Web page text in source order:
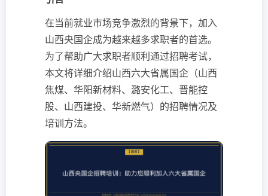
在当前就业市场竞争激烈的背景下，加入
山西央国企成为越来越多求职者的首选。
为了帮助广大求职者顺利通过招聘考试，
本文将详细介绍山西六大省属国企（山西
焦煤、华阳新材料、潞安化工、晋能控
股、山西建投、华新燃气）的招聘情况及
培训方法。